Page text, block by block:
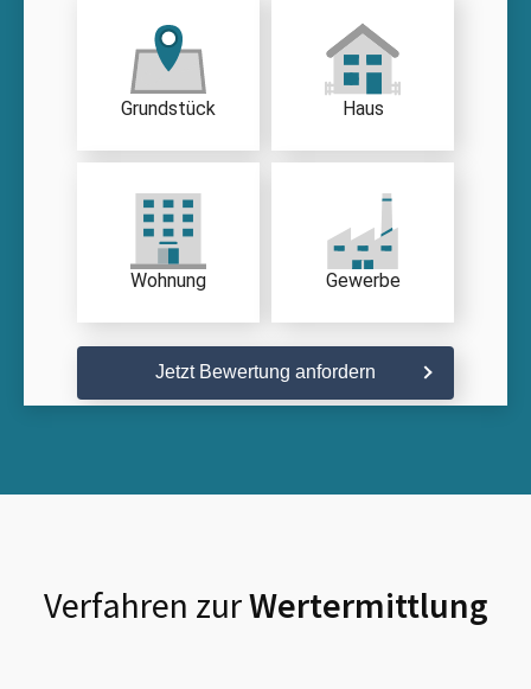
Grundstück Haus
Wohnung Gewerbe
Jetzt Bewertung anfordern
Verfahren zurWertermittlung